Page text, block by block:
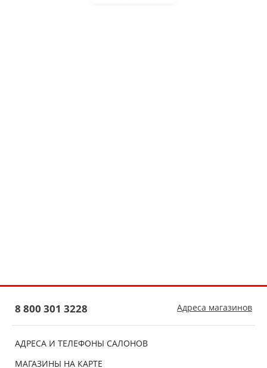
АДРЕСА И ТЕЛЕФОНЫ САЛОНОВ
МАГАЗИНЫ НА КАРТЕ
8 800 301 3228 Адреса магазинов